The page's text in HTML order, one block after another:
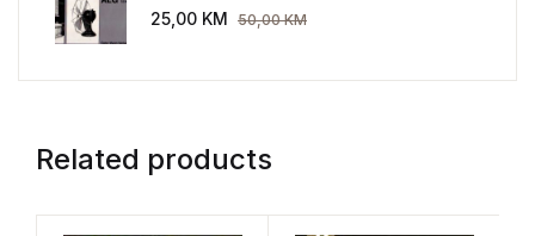
AEG 1907-1914.
25,00 KM 50,00KM
Related products